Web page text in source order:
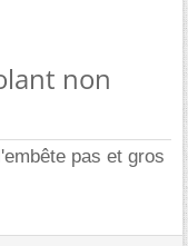
non
pas et gros